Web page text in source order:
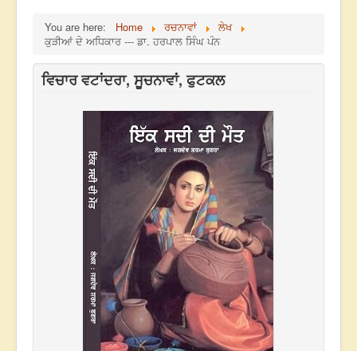
You are here: Home ਰਚਨਾਵਾਂ
ਲੇਖ
ਕੁੜੀਆਂ ਦੇ ਅਧਿਕਾਰ --- ਡਾ. ਹਰਪਾਲ ਸਿੰਘ ਪੰਨ
ਵਿਚਾਰ ਵਟਾਂਦਰਾ, ਸੂਚਨਾਵਾਂ, ਫੁਟਕਲ